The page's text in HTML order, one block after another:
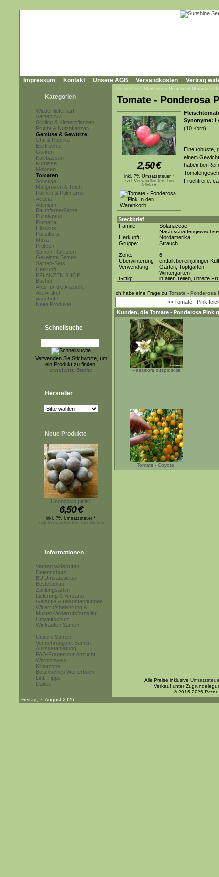
Impressum Kontakt Unsere AGB Versandkosten Vertrag
Kategorien
Wieder lieferbar!
Samen A-Z
Schling & Kletterpflanzen
Frucht & Nutzpflanzen
Gemüse & Gewürze
Chili & Paprika
Eierfrüchte
Gurken
Kalebassen
Kürbisse
Melonen
Tomaten
Sonstige
Mangroven & Teich
Palmen & Palmfarne
Acacia
Adenium
Baumfarne/Farne
Eucalyptus
Plumeria
Hibiskus
Passiflora
Musa
Proteen
Samen-Raritäten
Gekeimte Samen
Samen-Sets
Herkunft
PFLANZEN SHOP
Bücher
Alles für die Anzucht
Alle Artikel
Angebote
Neue Produkte
Schnellsuche
Verwenden Sie Stichworte, um
ein Produkt zu finden.
erweiterte Suche
Hersteller
Neue Produkte
Unonopsis pittieri
6,50€
inkl. 7% Umsatzsteuer *
zzgl.Versandkosten, hier klicken
Informationen
Vertrag widerrufen
Datenschutz
EU Umsatzsteuer
Bestellablauf
Zahlungsarten
Lieferung & Versand
Garantie & Beanstandungen
Widerrufsbelehrung &
Muster-Widerrufsformular
Umweltschutz
Wir kaufen Samen
------------------------
Unsere Samen
Vermehrung mit Samen
Aussaatanleitung
FAQ-Fragen zur Anzucht
Warnhinweis
Klimazone
Botanisches Wörterbuch
Link-Tipps
Danke
Sie sind hier: Startseite » Gemüse & Gewürze »
Tomate - Ponderosa
2,50€
inkl. 7% Umsatzsteuer *
zzgl.Versandkosten, hier
klicken
Synonyme:
(10 Korn)
Eine robuste,
einem
haben bei
Fruchtreife:
Steckbrief
Familie:
Solanaceae
Nachtschattengewächse
Herkunft:
Nordamerika
Gruppe:
Strauch
Zone:
6
Überwinterung:
entfällt bei einjähriger
Verwendung:
Garten, Topfgarten,
Wintergarten
Giftig:
in allen Teilen, unreife
Ich habe eine Frage zu Tomate - Ponderosa
«« Tomate - Pink
Kunden, die Tomate - Ponderosa Pink
Passiflora cuspidifolia
Tomate - Coyote*
Alle Preise inklusive
Verkauf unter
© 2015-2026 Peter
Freitag, 7. August 2026